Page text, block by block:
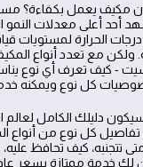
مكيف يعمل بكفاءة؟
أحد أعلى معدلات النمو
الحرارة لمستويات
مع تعدد أنواع
- كيف تعرف أي نوع
كل نوع ويمكنه
دليلك الكامل
كل نوع من أنواع
تتجنبه، كيف تحافظ
لك خدمة ممتازة بسعر